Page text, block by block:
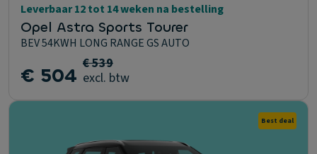
Leverbaar 12 tot 14 weken na bestelling
Opel Astra Sports Tourer
BEV 54KWH LONG RANGE GS AUTO
€ 504 € 539
excl. btw
Best deal